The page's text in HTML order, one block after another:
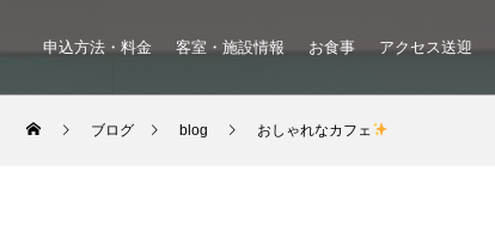
申込方法・料金 客室・施設情報 お食事 アクセス送迎
ブログ blog おしゃれなカフェ